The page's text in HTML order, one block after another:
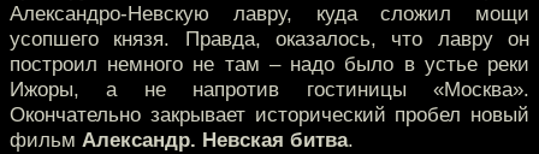
Александро-Невскую лавру, куда сложил мощи
усопшего князя. Правда, оказалось, что лавру он
построил немного не там – надо было в устье реки
Ижоры, а не напротив гостиницы «Москва».
Окончательно закрывает исторический пробел новый
фильм Александр. Невская битва.